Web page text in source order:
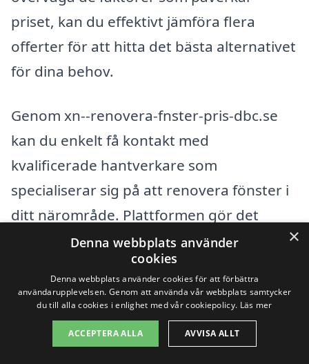
priset, kan du effektivt jämföra flera
offerter för att hitta det bästa alternativet
för dina behov.
Genom xn--renovera-fnster-pris-dbc.se
kan du enkelt få kontakt med
kvalificerade hantverkare som
specialiserar sig på att renovera fönster i
ditt närområde. Plattformen gör det
dessutom lätt för dig att samla in flera
offerter och jämföra priser, vilket
säkerställer att du gör ett smart val. Gå
inte miste om möjligheten att förbättra
ditt hem, utan ta steget mot att få dina
×
Denna webbplats använder
cookies
Denna webbplats använder cookies för att förbättra
användarupplevelsen. Genom att använda vår webbplats samtycker
du till alla cookies i enlighet med vår cookiepolicy. Läs mer
ACCEPTERA ALLA AVVISA ALLT